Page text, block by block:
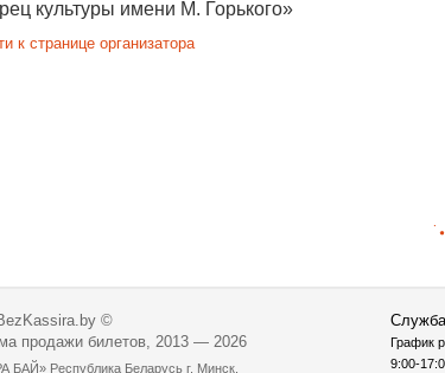
культуры имени М. Горького»
к странице организатора
©
продажи билетов, 2013 — 2026
Республика Беларусь г. Минск,
График
9:00-